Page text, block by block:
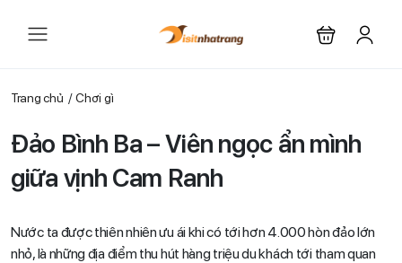
Trang chủ Chơi gì
Đảo Bình Ba – Viên ngọc ẩn mình
giữa vịnh Cam Ranh
Nước ta được thiên nhiên ưu ái khi có tới hơn 4.000 hòn đảo lớn
nhỏ, là những địa điểm thu hút hàng triệu du khách tới tham quan